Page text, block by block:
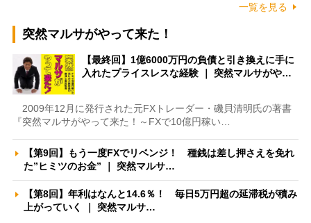
一覧を見る
突然マルサがやって来た！
【最終回】1億6000万円の負債と引き換えに手に
入れたプライスレスな経験 ｜ 突然マルサがや…
2009年12月に発行された元FXトレーダー・磯貝清明氏の著書
『突然マルサがやって来た！～FXで10億円稼い…
【第9回】もう一度FXでリベンジ！ 種銭は差し押さえを免れ
た”ヒミツのお金” ｜ 突然マルサ…
【第8回】年利はなんと14.6％！ 毎日5万円超の延滞税が積み
上がっていく ｜ 突然マルサ…